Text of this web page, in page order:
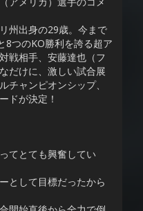
州出身の29歳。今まで
8つのKO勝利を誇る超ア
戦相手、安藤達也（フ
だけに、激しい試合展
チャンピオンシップ、
ドが決定！
てとても興奮してい
として目標だったから